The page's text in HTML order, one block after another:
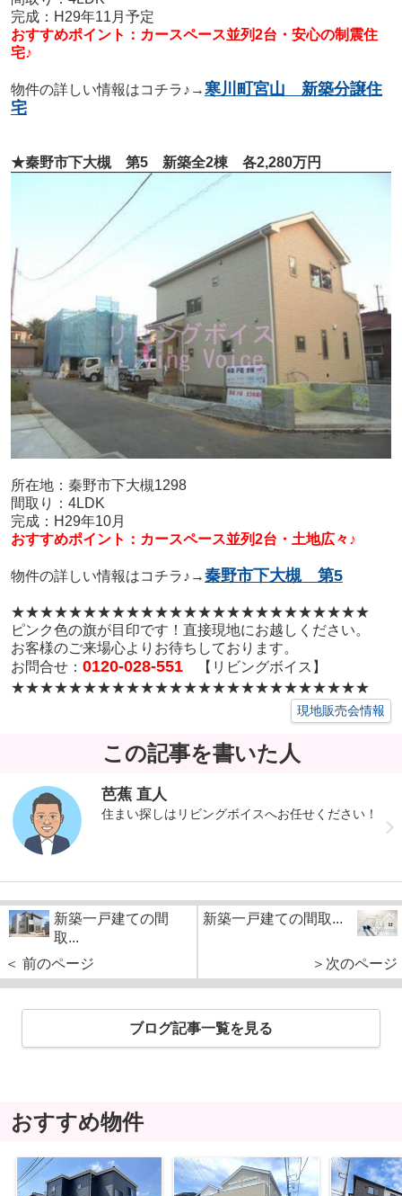
完成：H29年11月予定
おすすめポイント：カースペース並列2台・安心の制震住
宅♪
物件の詳しい情報はコチラ♪→寒川町宮山 新築分譲住
宅
★秦野市下大槻 第5 新築全2棟 各2,280万円
所在地：秦野市下大槻1298
間取り：4LDK
完成：H29年10月
おすすめポイント：カースペース並列2台・土地広々♪
物件の詳しい情報はコチラ♪→秦野市下大槻 第5
★★★★★★★★★★★★★★★★★★★★★★★★★
ピンク色の旗が目印です！直接現地にお越しください。
お客様のご来場心よりお待ちしております。
お問合せ： 0120-028-551【リビングボイス】
★★★★★★★★★★★★★★★★★★★★★★★★★
現地販売会情報
この記事を書いた人
芭蕉 直人
住まい探しはリビングボイスへお任せください！
新築一戸建ての間
取...
＜ 前のページ
新築一戸建ての間取...
＞次のページ
ブログ記事一覧を見る
おすすめ物件